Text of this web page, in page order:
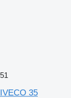
51
IVECO 35